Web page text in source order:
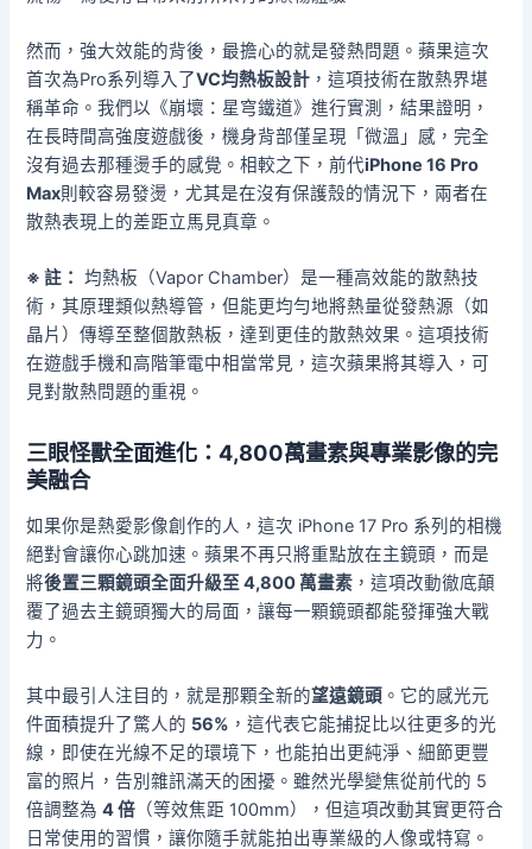
然而，強大效能的背後，最擔心的就是發熱問題。蘋果這次
首次為Pro系列導入了VC均熱板設計 ，這項技術在散熱界堪
稱革命。我們以《崩壞：星穹鐵道》進行實測，結果證明，
在長時間高強度遊戲後，機身背部僅呈現「微溫」感，完全
沒有過去那種燙手的感覺。相較之下，前代iPhone 16 Pro
Max則較容易發燙，尤其是在沒有保護殼的情況下，兩者在
散熱表現上的差距立馬見真章。
※ 註： 均熱板（Vapor Chamber）是一種高效能的散熱技
術，其原理類似熱導管，但能更均勻地將熱量從發熱源（如
晶片）傳導至整個散熱板，達到更佳的散熱效果。這項技術
在遊戲手機和高階筆電中相當常見，這次蘋果將其導入，可
見對散熱問題的重視。
三眼怪獸全面進化：4,800萬畫素與專業影像的完
美融合
如果你是熱愛影像創作的人，這次 iPhone 17 Pro 系列的相機
絕對會讓你心跳加速。蘋果不再只將重點放在主鏡頭，而是
將後置三顆鏡頭全面升級至 4,800 萬畫素 ，這項改動徹底顛
覆了過去主鏡頭獨大的局面，讓每一顆鏡頭都能發揮強大戰
力。
其中最引人注目的，就是那顆全新的望遠鏡頭 。它的感光元
件面積提升了驚人的 56% ，這代表它能捕捉比以往更多的光
線，即使在光線不足的環境下，也能拍出更純淨、細節更豐
富的照片，告別雜訊滿天的困擾。雖然光學變焦從前代的 5
倍調整為4 倍 （等效焦距 100mm），但這項改動其實更符合
日常使用的習慣，讓你隨手就能拍出專業級的人像或特寫。